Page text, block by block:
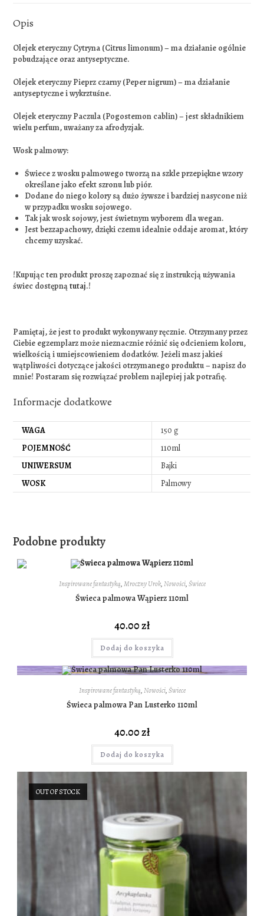
Opis
Olejek eteryczny Cytryna (Citrus limonum) – ma działanie ogólnie
pobudzające oraz antyseptyczne.
Olejek eteryczny Pieprz czarny (Peper nigrum) – ma działanie
antyseptyczne i wykrztuśne.
Olejek eteryczny Paczula (Pogostemon cablin) – jest składnikiem
wielu perfum, uważany za afrodyzjak.
Wosk palmowy:
Świece z wosku palmowego tworzą na szkle przepiękne wzory
określane jako efekt szronu lub piór.
Dodane do niego kolory są dużo żywsze i bardziej nasycone niż
w przypadku wosku sojowego.
Tak jak wosk sojowy, jest świetnym wyborem dla wegan.
Jest bezzapachowy, dzięki czemu idealnie oddaje aromat, który
chcemy uzyskać.
!Kupując ten produkt proszę zapoznać się z instrukcją używania
świec dostępnątutaj.!
Pamiętaj, że jest to produkt wykonywany ręcznie. Otrzymany przez
Ciebie egzemplarz może nieznacznie różnić się odcieniem koloru,
wielkością i umiejscowieniem dodatków. Jeżeli masz jakieś
wątpliwości dotyczące jakości otrzymanego produktu – napisz do
mnie! Postaram się rozwiązać problem najlepiej jak potrafię.
Informacje dodatkowe
WAGA
150 g
POJEMNOŚĆ
110ml
UNIWERSUM
Bajki
WOSK
Palmowy
Podobne produkty
Inspirowane fantastyką,Mroczny Urok,Nowości,Świece
Świeca palmowa Wąpierz 110ml
40.00zł
Dodaj do koszyka
Inspirowane fantastyką,Nowości,Świece
Świeca palmowa Pan Lusterko 110ml
40.00zł
Dodaj do koszyka
OUT OF STOCK